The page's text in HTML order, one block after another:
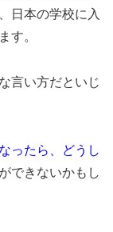
日本の学校に入
す。
言い方だといじ
ったら、どうし
できないかもし